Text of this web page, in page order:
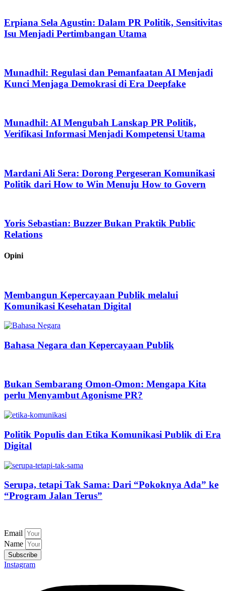
Erpiana Sela Agustin: Dalam PR Politik, Sensitivitas
Isu Menjadi Pertimbangan Utama
Munadhil: Regulasi dan Pemanfaatan AI Menjadi
Kunci Menjaga Demokrasi di Era Deepfake
Munadhil: AI Mengubah Lanskap PR Politik,
Verifikasi Informasi Menjadi Kompetensi Utama
Mardani Ali Sera: Dorong Pergeseran Komunikasi
Politik dari How to Win Menuju How to Govern
Yoris Sebastian: Buzzer Bukan Praktik Public
Relations
Opini
Membangun Kepercayaan Publik melalui
Komunikasi Kesehatan Digital
Bahasa Negara dan Kepercayaan Publik
Bukan Sembarang Omon-Omon: Mengapa Kita
perlu Menyambut Agonisme PR?
Politik Populis dan Etika Komunikasi Publik di Era
Digital
Serupa, tetapi Tak Sama: Dari “Pokoknya Ada” ke
“Program Jalan Terus”
Email
Name
Subscribe
Instagram